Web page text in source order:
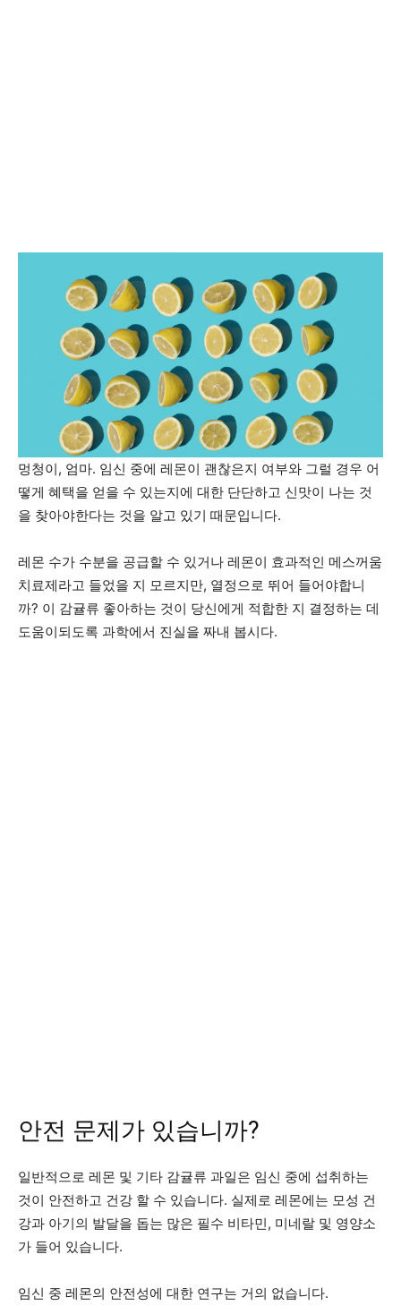
멍청이, 엄마. 임신 중에 레몬이 괜찮은지 여부와 그럴 경우 어
떻게 혜택을 얻을 수 있는지에 대한 단단하고 신맛이 나는 것
을 찾아야한다는 것을 알고 있기 때문입니다.
레몬 수가 수분을 공급할 수 있거나 레몬이 효과적인 메스꺼움
치료제라고 들었을 지 모르지만, 열정으로 뛰어 들어야합니
까? 이 감귤류 좋아하는 것이 당신에게 적합한 지 결정하는 데
도움이되도록 과학에서 진실을 짜내 봅시다.
안전 문제가 있습니까?
일반적으로 레몬 및 기타 감귤류 과일은 임신 중에 섭취하는
것이 안전하고 건강 할 수 있습니다. 실제로 레몬에는 모성 건
강과 아기의 발달을 돕는 많은 필수 비타민, 미네랄 및 영양소
가 들어 있습니다.
임신 중 레몬의 안전성에 대한 연구는 거의 없습니다.